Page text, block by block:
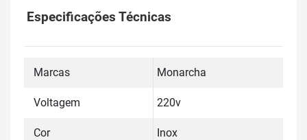
Especificações Técnicas
Marcas Monarcha
Voltagem 220v
Cor Inox